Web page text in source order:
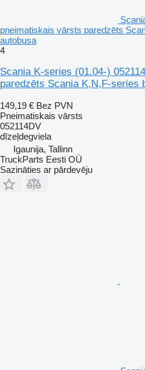
pneimatiskais vārsts paredzēts
autobusa
4
Scania K-series (01.04-)
paredzēts Scania K,N,F-series
149,19 € Bez PVN
Pneimatiskais vārsts
052114DV
dīzeļdegviela
Igaunija, Tallinn
TruckParts Eesti OÜ
Sazināties ar pārdevēju